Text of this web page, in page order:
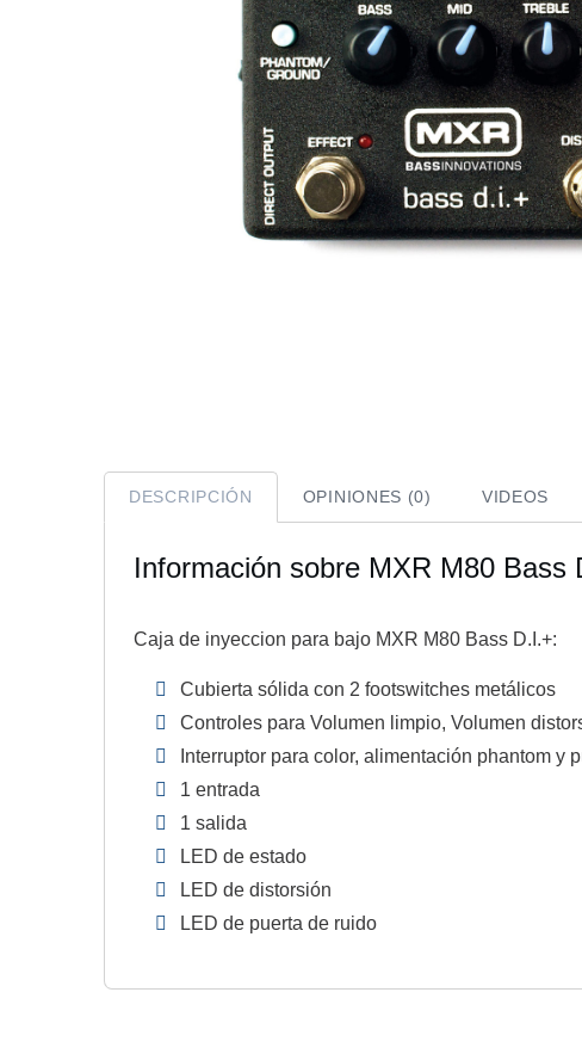
DESCRIPCIÓN OPINIONES (0) VIDEOS
Información sobre MXR M80 Bass
Caja de inyeccion para bajo MXR M80 Bass D.I.+:
Cubierta sólida con 2 footswitches metálicos
Controles para Volumen limpio, Volumen
Interruptor para color, alimentación phantom y
1 entrada
1 salida
LED de estado
LED de distorsión
LED de puerta de ruido